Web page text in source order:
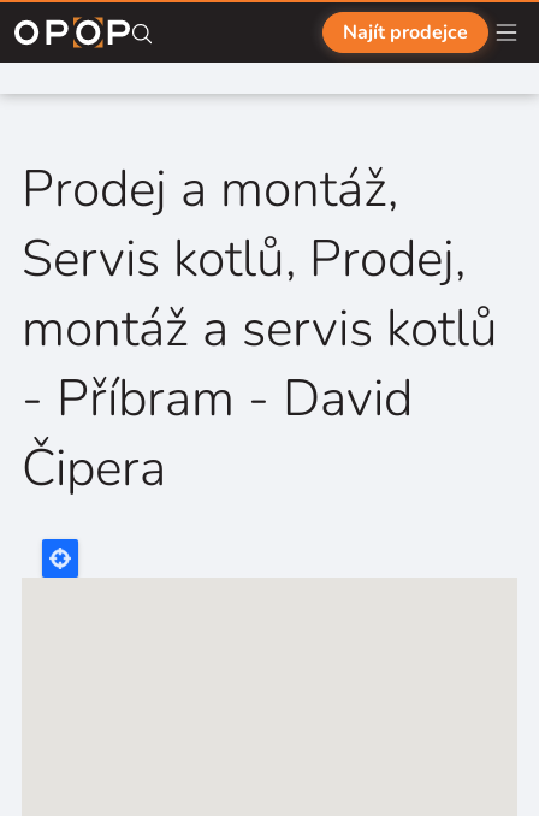
Přejít na hlavní obsah
Najít prodejce
Prodej a montáž,
Servis kotlů, Prodej,
montáž a servis kotlů
- Příbram - David
Čipera